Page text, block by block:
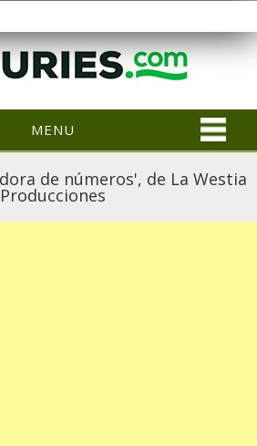
MENU
de números', de La Westia
Producciones